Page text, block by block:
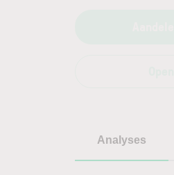
Analyses